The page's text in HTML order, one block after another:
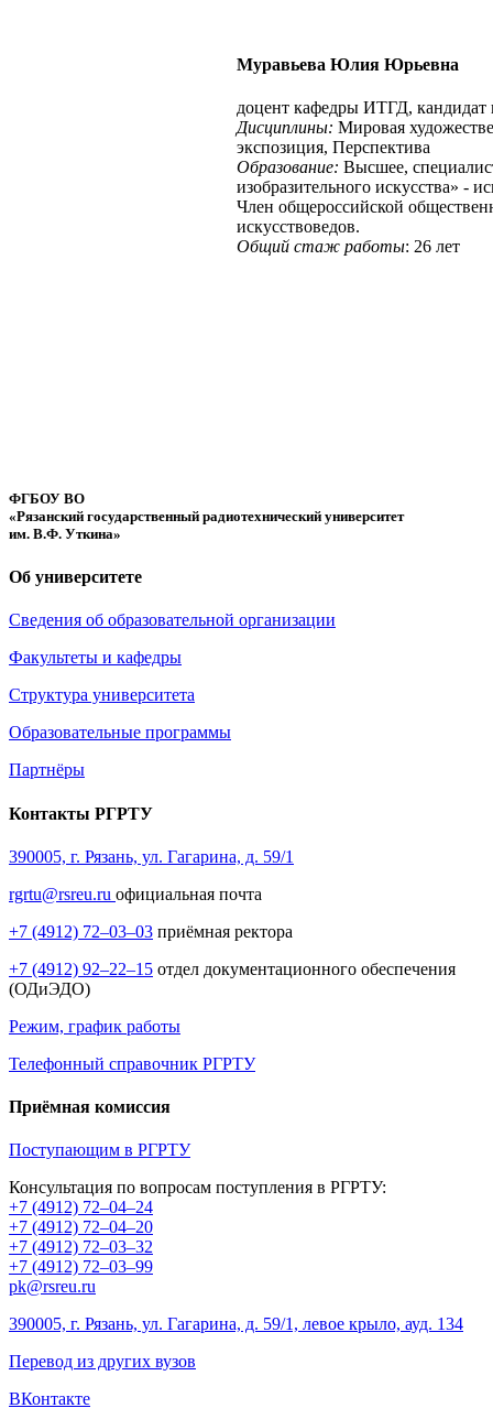
Муравьева Юлия Юрьевна
доцент кафедры ИТГД, кандидат
Дисциплины: Мировая
экспозиция, Перспектива
Образование: Высшее,
изобразительного искусства» -
Член общероссийской
искусствоведов.
Общий стаж работы: 26 лет
ФГБОУ ВО
«Рязанский государственный радиотехнический университет
им. В.Ф. Уткина»
Об университете
Сведения об образовательной организации
Факультеты и кафедры
Структура университета
Образовательные программы
Партнёры
Контакты РГРТУ
390005, г. Рязань, ул. Гагарина, д. 59/1
rgrtu@rsreu.ru официальная почта
+7 (4912) 72–03–03 приёмная ректора
+7 (4912) 92–22–15 отдел документационного обеспечения
(ОДиЭДО)
Режим, график работы
Телефонный справочник РГРТУ
Приёмная комиссия
Поступающим в РГРТУ
Консультация по вопросам поступления в РГРТУ:
+7 (4912) 72–04–24
+7 (4912) 72–04–20
+7 (4912) 72–03–32
+7 (4912) 72–03–99
pk@rsreu.ru
390005, г. Рязань, ул. Гагарина, д. 59/1, левое крыло, ауд. 134
Перевод из других вузов
ВКонтакте